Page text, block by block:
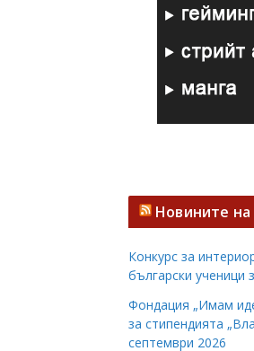
Новините
Конкурс за
български ученици
Фондация „Имам
за стипендията
септември 2026